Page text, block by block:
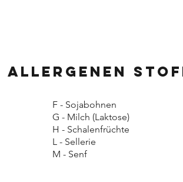
allergenen
F - Sojabohnen
G - Milch (Laktose)
H - Schalenfrüchte
L - Sellerie
M - Senf